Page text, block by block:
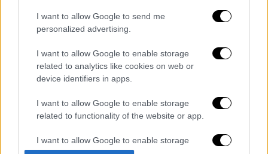
I want to allow Google to send me
personalized advertising.
I want to allow Google to enable storage
related to analytics like cookies on web or
device identifiers in apps.
I want to allow Google to enable storage
related to functionality of the website or app.
I want to allow Google to enable storage
Διαβάστε ακόμη
Χωρίς περιττώματα δε θα υπήρχε ζωή στη
Γη: Η επιστημονική ανακάλυψη που
Απίθανο ελληνικό πάρτι στο Άρσεναλ -
Ντόρτμουντ: Γκολάρα ο Καρέτσας, ασίστ
και κερδισμένο πέναλτι ο Τζόλης!